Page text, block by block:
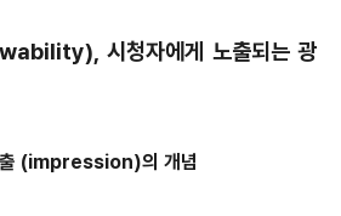
시청자에게 노출되는 광
출 (impression)의 개념